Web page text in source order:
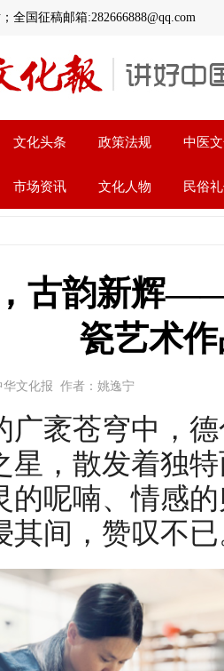
国征稿邮箱:282666888@qq.com
文化头条 政策法规 中医
市场资讯 文化人物 民俗
古韵新辉
瓷艺术
文化报 作者：姚逸宁
广袤苍穹中，
星，散发着独
的呢喃、情感
其间，赞叹不